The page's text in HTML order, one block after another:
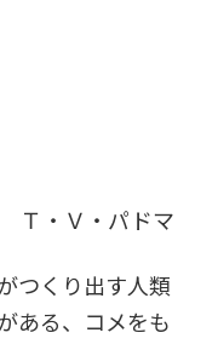
Ｔ・Ｖ・パドマ
つくり出す人類
ある、コメをも